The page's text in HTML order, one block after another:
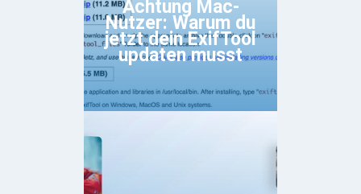
Achtung Mac-
Nutzer: Warum du
jetzt dein ExifTool
updaten musst